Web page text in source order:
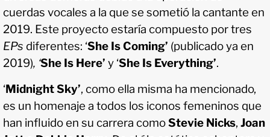
cuerdas vocales a la que se sometió la cantante en
2019. Este proyecto estaría compuesto por tres
EPs diferentes: ‘She Is Coming’ (publicado ya en
2019), ‘She Is Here’ y ‘She Is Everything’.
‘Midnight Sky’, como ella misma ha mencionado,
es un homenaje a todos los iconos femeninos que
han influido en su carrera comoStevie Nicks, Joan